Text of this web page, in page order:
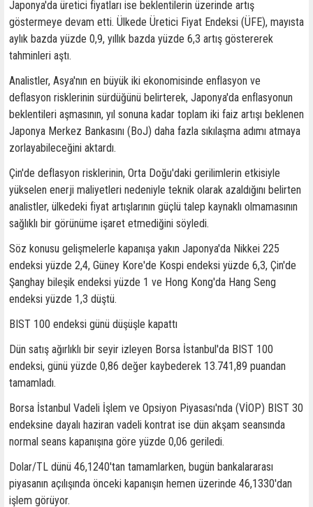
Japonya'da üretici fiyatları ise beklentilerin üzerinde artış
göstermeye devam etti. Ülkede Üretici Fiyat Endeksi (ÜFE), mayısta
aylık bazda yüzde 0,9, yıllık bazda yüzde 6,3 artış göstererek
tahminleri aştı.
Analistler, Asya'nın en büyük iki ekonomisinde enflasyon ve
deflasyon risklerinin sürdüğünü belirterek, Japonya'da enflasyonun
beklentileri aşmasının, yıl sonuna kadar toplam iki faiz artışı beklenen
Japonya Merkez Bankasını (BoJ) daha fazla sıkılaşma adımı atmaya
zorlayabileceğini aktardı.
Çin'de deflasyon risklerinin, Orta Doğu'daki gerilimlerin etkisiyle
yükselen enerji maliyetleri nedeniyle teknik olarak azaldığını belirten
analistler, ülkedeki fiyat artışlarının güçlü talep kaynaklı olmamasının
sağlıklı bir görünüme işaret etmediğini söyledi.
Söz konusu gelişmelerle kapanışa yakın Japonya'da Nikkei 225
endeksi yüzde 2,4, Güney Kore'de Kospi endeksi yüzde 6,3, Çin'de
Şanghay bileşik endeksi yüzde 1 ve Hong Kong'da Hang Seng
endeksi yüzde 1,3 düştü.
BIST 100 endeksi günü düşüşle kapattı
Dün satış ağırlıklı bir seyir izleyen Borsa İstanbul'da BIST 100
endeksi, günü yüzde 0,86 değer kaybederek 13.741,89 puandan
tamamladı.
Borsa İstanbul Vadeli İşlem ve Opsiyon Piyasası'nda (VİOP) BIST 30
endeksine dayalı haziran vadeli kontrat ise dün akşam seansında
normal seans kapanışına göre yüzde 0,06 geriledi.
Dolar/TL dünü 46,1240'tan tamamlarken, bugün bankalararası
piyasanın açılışında önceki kapanışın hemen üzerinde 46,1330'dan
işlem görüyor.